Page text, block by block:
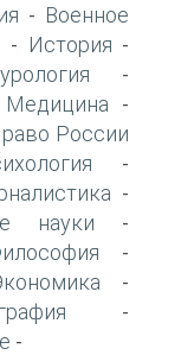
- Военное
- История -
-
Медицина -
России
-
-
науки -
-
-
-
-